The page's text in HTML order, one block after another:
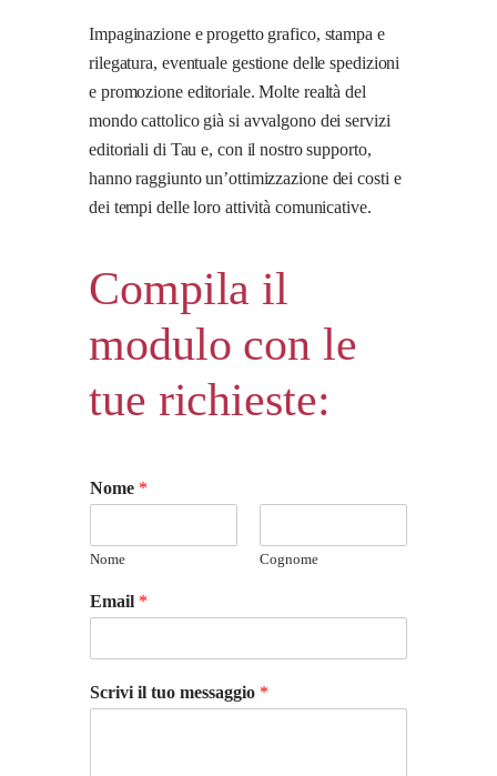
Impaginazione e progetto grafico, stampa e
rilegatura, eventuale gestione delle spedizioni
e promozione editoriale. Molte realtà del
mondo cattolico già si avvalgono dei servizi
editoriali di Tau e, con il nostro supporto,
hanno raggiunto un’ottimizzazione dei costi e
dei tempi delle loro attività comunicative.
Compila il
modulo con le
tue richieste:
Nome *
Nome Cognome
Email *
Scrivi il tuo messaggio *